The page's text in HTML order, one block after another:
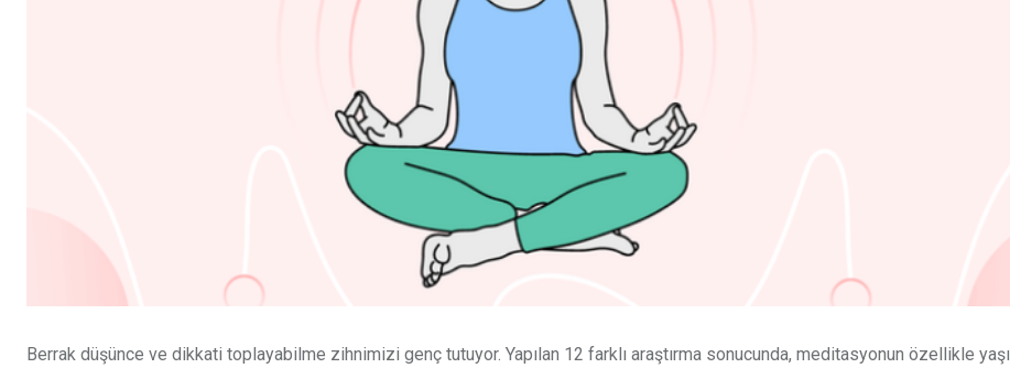
Berrak düşünce ve dikkati toplayabilme zihnimizi genç tutuyor. Yapılan 12 farklı araştırma sonucunda, meditasyonun özellikle yaşı